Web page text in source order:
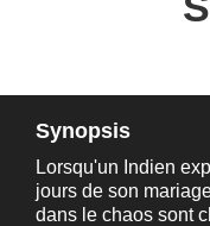
Synopsis
Lorsqu'un Indien
jours de son
dans le chaos sont